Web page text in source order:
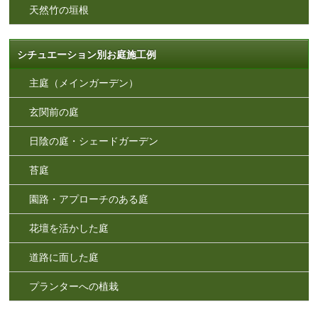
天然竹の垣根
シチュエーション別お庭施工例
主庭（メインガーデン）
玄関前の庭
日陰の庭・シェードガーデン
苔庭
園路・アプローチのある庭
花壇を活かした庭
道路に面した庭
プランターへの植栽